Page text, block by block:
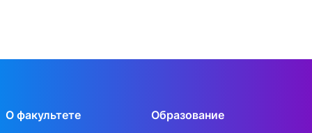
О факультете Образование